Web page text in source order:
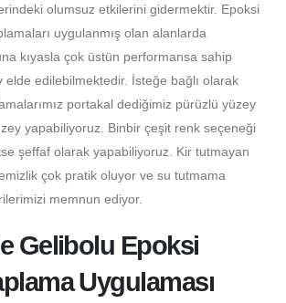
olumsuz etkilerini gidermektir. Epoksi
uygulanmış olan alanlarda
kıyasla çok üstün performansa sahip
elde edilebilmektedir. İsteğe bağlı olarak
portakal dediğimiz pürüzlü yüzey
yapabiliyoruz. Binbir çeşit renk seçeneği
şeffaf olarak yapabiliyoruz. Kir tutmayan
çok pratik oluyor ve su tutmama
memnun ediyor.
Gelibolu Epoksi
Uygulaması